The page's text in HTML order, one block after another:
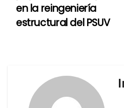
v
en la reingeniería
estructural del PSUV